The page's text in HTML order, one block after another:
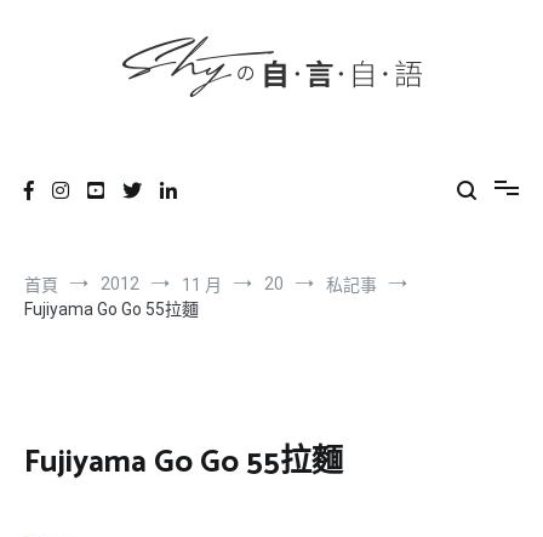
首頁 2012 11 月 20
私記事
Fujiyama Go Go 55拉麵
Fujiyama Go Go 55拉麵